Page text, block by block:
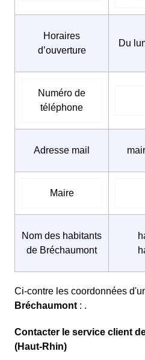
Horaires
d’ouverture
Du
Numéro de
téléphone
Adresse mail
Maire
Nom des habitants
de Bréchaumont
Ci-contre les coordonnées
Bréchaumont : .
Contacter le service client
(Haut-Rhin)